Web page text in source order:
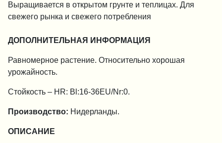
Выращивается в открытом грунте и теплицах. Для
свежего рынка и свежего потребления
ДОПОЛНИТЕЛЬНАЯ ИНФОРМАЦИЯ
Равномерное растение. Относительно хорошая
урожайность.
Стойкость – HR: Bl:16-36EU/Nr:0.
Производство: Нидерланды.
ОПИСАНИЕ